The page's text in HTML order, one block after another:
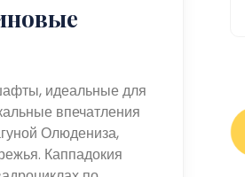
идеальные для
впечатления
Олюдениза,
Каппадокия